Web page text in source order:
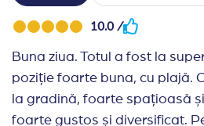
-Hotelul isi rezerva dreptul
10.0 /
Buna ziua. Totul a fost la
poziție foarte buna, cu plajă.
la gradină, foarte spațioasă
foarte gustos și diversificat. Personalul foarte